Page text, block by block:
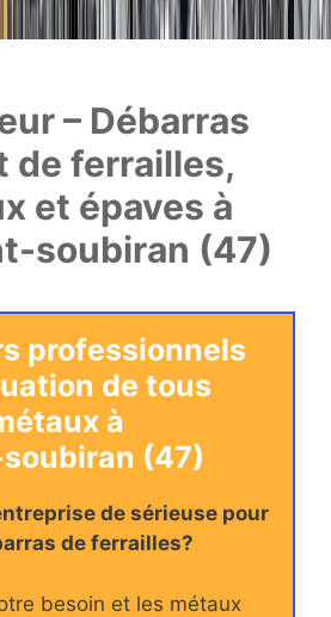
– Débarras
de ferrailles,
et épaves à
soubiran (47)
professionnels
de tous
à
(47)
de sérieuse pour
de ferrailles?
besoin et les métaux